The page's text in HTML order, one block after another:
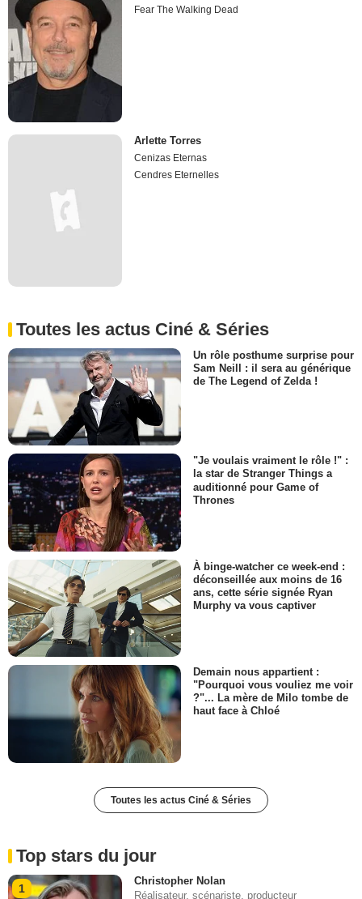
Fear The Walking Dead
Arlette Torres
Cenizas Eternas
Cendres Eternelles
Toutes les actus Ciné & Séries
Un rôle posthume surprise pour
Sam Neill : il sera au générique
de The Legend of Zelda !
"Je voulais vraiment le rôle !" :
la star de Stranger Things a
auditionné pour Game of
Thrones
À binge-watcher ce week-end :
déconseillée aux moins de 16
ans, cette série signée Ryan
Murphy va vous captiver
Demain nous appartient :
"Pourquoi vous vouliez me voir
?"... La mère de Milo tombe de
haut face à Chloé
Toutes les actus Ciné & Séries
Top stars du jour
1
Christopher Nolan
Réalisateur, scénariste, producteur